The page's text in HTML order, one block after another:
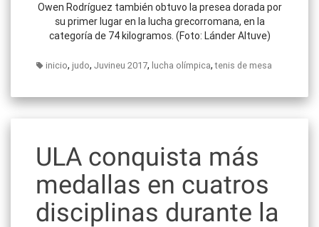
Owen Rodríguez también obtuvo la presea dorada por
su primer lugar en la lucha grecorromana, en la
categoría de 74 kilogramos. (Foto: Lánder Altuve)
inicio, judo, Juvineu 2017, lucha olímpica,tenis de mesa
ULA conquista más
medallas en cuatros
disciplinas durante la